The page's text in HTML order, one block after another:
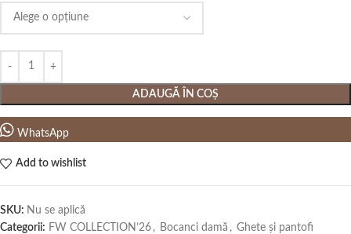
ADAUGĂ ÎN COȘ
WhatsApp
Add to wishlist
SKU: Nu se aplică
Categorii: FW COLLECTION’26 , Bocanci damă , Ghete și pantofi